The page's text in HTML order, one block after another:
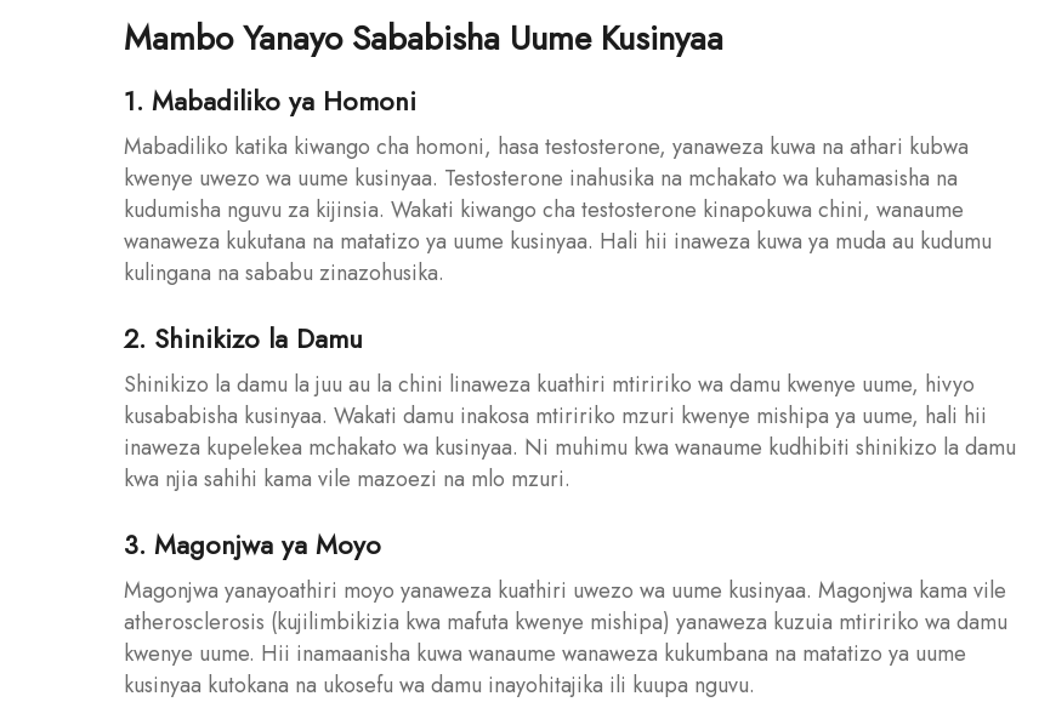
Mambo Yanayo Sababisha Uume Kusinyaa
1. Mabadiliko ya Homoni
Mabadiliko katika kiwango cha homoni, hasa testosterone, yanaweza kuwa na athari kubwa
kwenye uwezo wa uume kusinyaa. Testosterone inahusika na mchakato wa kuhamasisha na
kudumisha nguvu za kijinsia. Wakati kiwango cha testosterone kinapokuwa chini, wanaume
wanaweza kukutana na matatizo ya uume kusinyaa. Hali hii inaweza kuwa ya muda au kudumu
kulingana na sababu zinazohusika.
2. Shinikizo la Damu
Shinikizo la damu la juu au la chini linaweza kuathiri mtiririko wa damu kwenye uume, hivyo
kusababisha kusinyaa. Wakati damu inakosa mtiririko mzuri kwenye mishipa ya uume, hali hii
inaweza kupelekea mchakato wa kusinyaa. Ni muhimu kwa wanaume kudhibiti shinikizo la damu
kwa njia sahihi kama vile mazoezi na mlo mzuri.
3. Magonjwa ya Moyo
Magonjwa yanayoathiri moyo yanaweza kuathiri uwezo wa uume kusinyaa. Magonjwa kama vile
atherosclerosis (kujilimbikizia kwa mafuta kwenye mishipa) yanaweza kuzuia mtiririko wa damu
kwenye uume. Hii inamaanisha kuwa wanaume wanaweza kukumbana na matatizo ya uume
kusinyaa kutokana na ukosefu wa damu inayohitajika ili kuupa nguvu.